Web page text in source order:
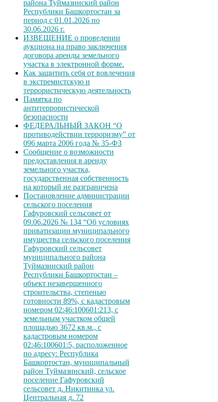
района Туймазинский район
Республики Башкортостан за
период с 01.01.2026 по
30.06.2026 г.
ИЗВЕЩЕНИЕ о проведении
аукциона на право заключения
договора аренды земельного
участка в электронной форме.
Как защитить себя от вовлечения
в экстремистскую и
террористическую деятельность
Памятка по
антитеррористической
безопасности
ФЕДЕРАЛЬНЫЙ ЗАКОН “О
противодействии терроризму” от
096 марта 2006 года № 35-ФЗ
Сообщение о возможности
предоставления в аренду
земельного участка,
государственная собственность
на который не разграничена
Постановление администрации
сельского поселения
Гафуровский сельсовет от
09.06.2026 № 134 “Об условиях
приватизации муниципального
имущества сельского поселения
Гафуровский сельсовет
муниципального района
Туймазинский район
Республики Башкортостан –
объект незавершенного
строительства, степенью
готовности 89%, с кадастровым
номером 02:46:100601:213, с
земельным участком общей
площадью 3672 кв.м., с
кадастровым номером
02:46:100601:5, расположенное
по адресу: Республика
Башкортостан, муниципальный
район Туймазинский, сельское
поселение Гафуровский
сельсовет д. Никитинка ул.
Центральная д. 72